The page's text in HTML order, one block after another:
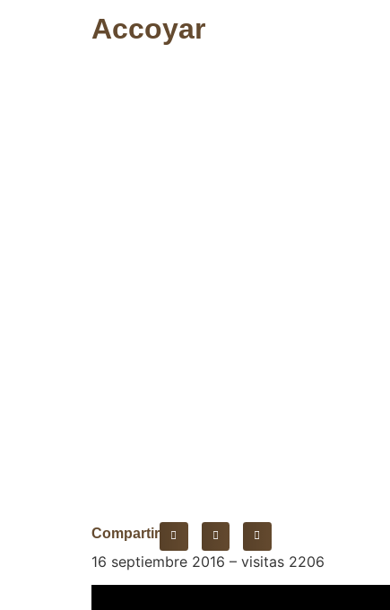
Accoyar
Compartir
16 septiembre 2016 – visitas 2206